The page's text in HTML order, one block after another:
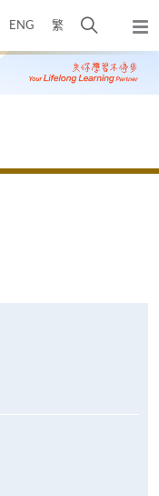
ENG 繁
开
搜
寻
弹
出
主